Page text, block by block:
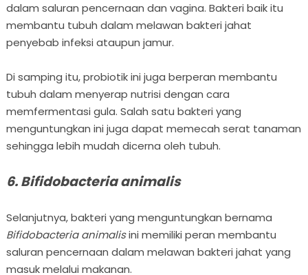
dalam saluran pencernaan dan vagina. Bakteri baik itu
membantu tubuh dalam melawan bakteri jahat
penyebab infeksi ataupun jamur.
Di samping itu, probiotik ini juga berperan membantu
tubuh dalam menyerap nutrisi dengan cara
memfermentasi gula. Salah satu bakteri yang
menguntungkan ini juga dapat memecah serat tanaman
sehingga lebih mudah dicerna oleh tubuh.
6. Bifidobacteria animalis
Selanjutnya, bakteri yang menguntungkan bernama
Bifidobacteria animalisini memiliki peran membantu
saluran pencernaan dalam melawan bakteri jahat yang
masuk melalui makanan.